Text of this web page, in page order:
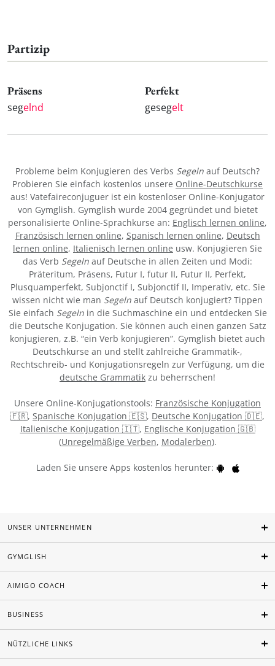
Partizip
Präsens
segelnd
Perfekt
gesegelt
Probleme beim Konjugieren des Verbs Segeln auf Deutsch?
Probieren Sie einfach kostenlos unsere Online-Deutschkurse
aus! Vatefaireconjuguer ist ein kostenloser Online-Konjugator
von Gymglish. Gymglish wurde 2004 gegründet und bietet
personalisierte Online-Sprachkurse an: Englisch lernen online,
Französisch lernen online, Spanisch lernen online, Deutsch
lernen online, Italienisch lernen online usw. Konjugieren Sie
das Verb Segeln auf Deutsche in allen Zeiten und Modi:
Präteritum, Präsens, Futur I, futur II, Futur II, Perfekt,
Plusquamperfekt, Subjonctif I, Subjonctif II, Imperativ, etc. Sie
wissen nicht wie man Segeln auf Deutsch konjugiert? Tippen
Sie einfach Segelnin die Suchmaschine ein und entdecken Sie
die Deutsche Konjugation. Sie können auch einen ganzen Satz
konjugieren, z.B. “ein Verb konjugieren”. Gymglish bietet auch
Deutschkurse an und stellt zahlreiche Grammatik-,
Rechtschreib- und Konjugationsregeln zur Verfügung, um die
deutsche Grammatik zu beherrschen!
Unsere Online-Konjugationstools: Französische Konjugation
🇫🇷, Spanische Konjugation 🇪🇸, Deutsche Konjugation 🇩🇪,
Italienische Konjugation 🇮🇹, Englische Konjugation 🇬🇧
(Unregelmäßige Verben, Modalerben).
Laden Sie unsere Apps kostenlos herunter:
UNSER UNTERNEHMEN
GYMGLISH
AIMIGO COACH
BUSINESS
NÜTZLICHE LINKS